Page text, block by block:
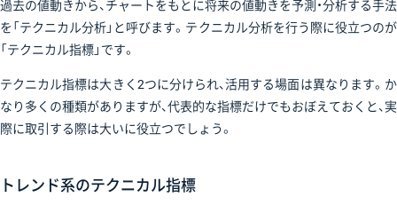
過去の値動きから、チャートをもとに将来の値動きを予測・分析する手法
を「テクニカル分析」と呼びます。テクニカル分析を行う際に役立つのが
「テクニカル指標」です。
テクニカル指標は大きく2つに分けられ、活用する場面は異なります。か
なり多くの種類がありますが、代表的な指標だけでもおぼえておくと、実
際に取引する際は大いに役立つでしょう。
トレンド系のテクニカル指標